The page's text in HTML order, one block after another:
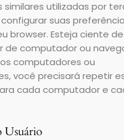
similares utilizadas por
suas
browser. Esteja ciente
de computador ou
computadores ou
você precisará repetir
cada computador e
Usuário